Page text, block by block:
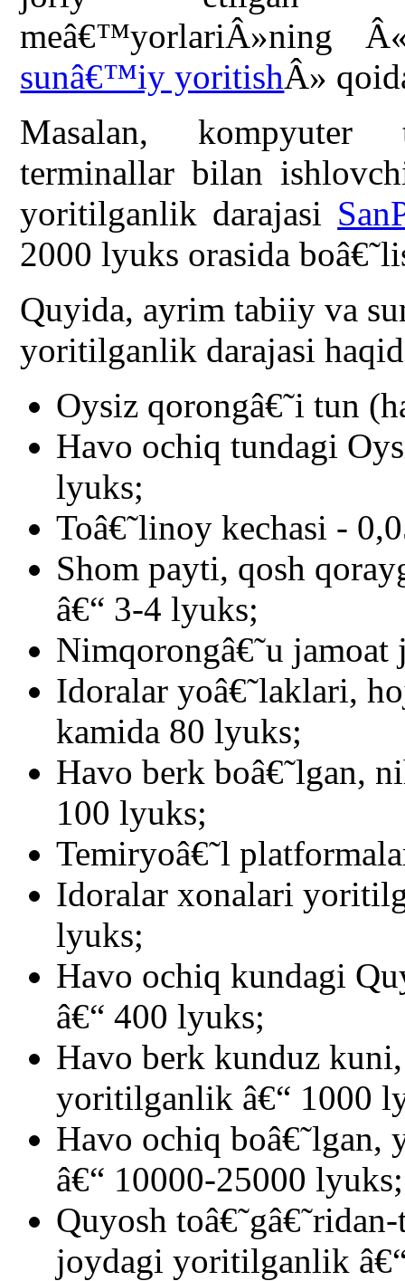
meâ€™yorlariÂ»ning
sunâ€™iy yoritishÂ»
Masalan, kompyuter
terminallar bilan
yoritilganlik darajasi
2000 lyuks orasida
Quyida, ayrim tabiiy va
yoritilganlik darajasi
Oysiz qorongâ€˜i tun
Havo ochiq tundagi
lyuks;
Toâ€˜linoy kechasi -
Shom payti, qosh
â€“ 3-4 lyuks;
Nimqorongâ€˜u
Idoralar yoâ€˜laklari,
kamida 80 lyuks;
Havo berk boâ€˜lgan,
100 lyuks;
Temiryoâ€˜l
Idoralar xonalari
lyuks;
Havo ochiq kundagi
â€“ 400 lyuks;
Havo berk kunduz
yoritilganlik â€“ 1000
Havo ochiq
â€“ 10000-25000 lyuks;
Quyosh
joydagi yoritilganlik